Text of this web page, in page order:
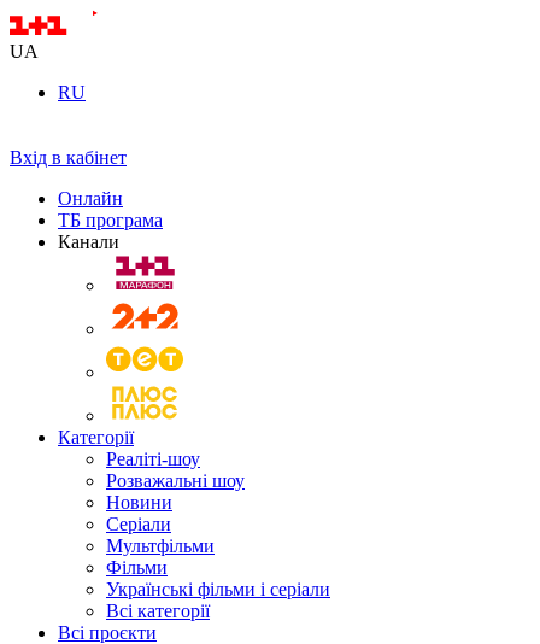
UA
RU
Вхід в кабінет
Онлайн
ТБ програма
Канали
Категорії
Реаліті-шоу
Розважальні шоу
Новини
Серіали
Мультфільми
Фільми
Українські фільми і серіали
Всі категорії
Всі проєкти